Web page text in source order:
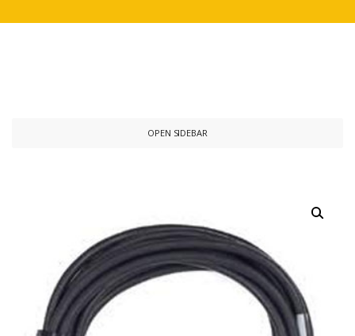
OPEN SIDEBAR